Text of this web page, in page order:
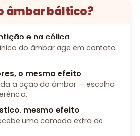
âmbar báltico?
e na cólica
do âmbar age em contato
o mesmo efeito
a ação do âmbar — escolha
mesmo efeito
uma camada extra de